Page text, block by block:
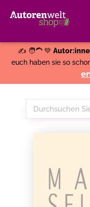
✍️ 🧑‍🦱 💚
euch haben sie so
Durchsuchen
Sie